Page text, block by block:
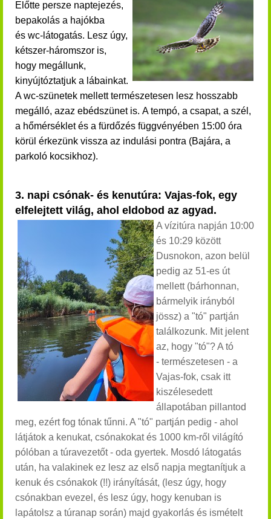
Előtte persze naptejezés,
bepakolás a hajókba
és wc-látogatás. Lesz úgy,
kétszer-háromszor is,
hogy megállunk,
kinyújtóztatjuk a lábainkat.
A wc-szünetek mellett természetesen lesz hosszabb
megálló, azaz ebédszünet is. A tempó, a csapat, a szél,
a hőmérséklet és a fürdőzés függvényében 15:00 óra
körül érkezünk vissza az indulási pontra (Bajára, a
parkoló kocsikhoz).
3. napi csónak- és kenutúra: Vajas-fok, egy
elfelejtett világ, ahol eldobod az agyad.
A vízitúra napján 10:00
és 10:29 között
Dusnokon, azon belül
pedig az 51-es út
mellett (bárhonnan,
bármelyik irányból
jössz) a "tó" partján
találkozunk. Mit jelent
az, hogy "tó"? A tó
- természetesen - a
Vajas-fok, csak itt
kiszélesedett
állapotában pillantod
meg, ezért fog tónak tűnni. A "tó" partján pedig - ahol
látjátok a kenukat, csónakokat és 1000 km-ről világító
pólóban a túravezetőt - oda gyertek. Mosdó látogatás
után, ha valakinek ez lesz az első napja megtanítjuk a
kenuk és csónakok (!!) irányítását, (lesz úgy, hogy
csónakban evezel, és lesz úgy, hogy kenuban is
lapátolsz a túranap során) majd gyakorlás és ismételt